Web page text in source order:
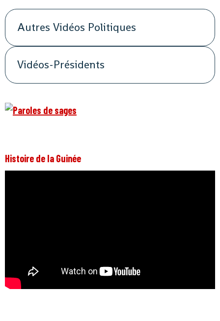
Autres Vidéos Politiques
Vidéos-Présidents
Histoire de la Guinée